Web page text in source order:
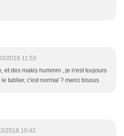
2018 11:53
et des makis hummm , je n'est toujours
tablier, c'est normal ? merci bisous
2018 10:42